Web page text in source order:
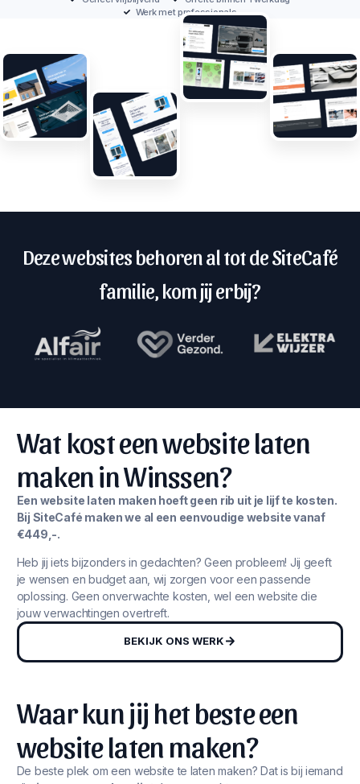
Werk met professionals
Deze websites behoren al tot de SiteCafé
familie, kom jij erbij?
Wat kost een website laten
maken in Winssen?
Een website laten maken hoeft geen rib uit je lijf te kosten.
Bij SiteCafé maken we al een eenvoudige website vanaf
€449,-.
Heb jij iets bijzonders in gedachten? Geen probleem! Jij geeft
je wensen en budget aan, wij zorgen voor een passende
oplossing. Geen onverwachte kosten, wel een website die
jouw verwachtingen overtreft.
BEKIJK ONS WERK
Waar kun jij het beste een
website laten maken?
De beste plek om een website te laten maken? Dat is bij iemand